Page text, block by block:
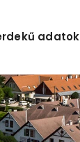
adatok